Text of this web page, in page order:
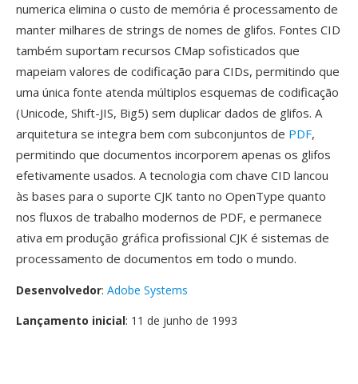
numerica elimina o custo de memória é processamento de
manter milhares de strings de nomes de glifos. Fontes CID
também suportam recursos CMap sofisticados que
mapeiam valores de codificação para CIDs, permitindo que
uma única fonte atenda múltiplos esquemas de codificação
(Unicode, Shift-JIS, Big5) sem duplicar dados de glifos. A
arquitetura se integra bem com subconjuntos de PDF,
permitindo que documentos incorporem apenas os glifos
efetivamente usados. A tecnologia com chave CID lancou
às bases para o suporte CJK tanto no OpenType quanto
nos fluxos de trabalho modernos de PDF, e permanece
ativa em produção gráfica profissional CJK é sistemas de
processamento de documentos em todo o mundo.
Desenvolvedor: Adobe Systems
Lançamento inicial: 11 de junho de 1993